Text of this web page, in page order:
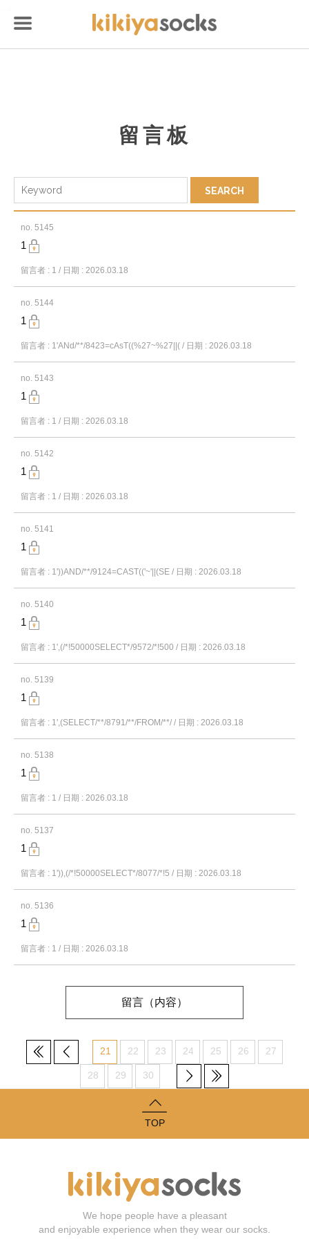
留言板
no. 5145
1
留言者 : 1 / 日期 : 2026.03.18
no. 5144
1
留言者 : 1'ANd/**/8423=cAsT((%27~%27||( / 日期 : 2026.03.18
no. 5143
1
留言者 : 1 / 日期 : 2026.03.18
no. 5142
1
留言者 : 1 / 日期 : 2026.03.18
no. 5141
1
留言者 : 1'))AND/**/9124=CAST(('~'||(SE / 日期 : 2026.03.18
no. 5140
1
留言者 : 1',(/*!50000SELECT*/9572/*!500 / 日期 : 2026.03.18
no. 5139
1
留言者 : 1',(SELECT/**/8791/**/FROM/**/ / 日期 : 2026.03.18
no. 5138
1
留言者 : 1 / 日期 : 2026.03.18
no. 5137
1
留言者 : 1')),(/*!50000SELECT*/8077/*!5 / 日期 : 2026.03.18
no. 5136
1
留言者 : 1 / 日期 : 2026.03.18
留言（内容）
21 22 23 24 25 26 27
28 29 30
We hope people have a pleasant
and enjoyable experience when they wear our socks.
TOP